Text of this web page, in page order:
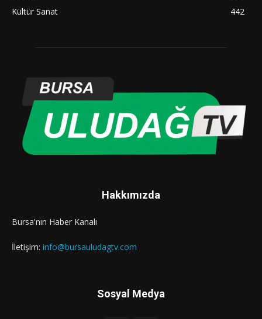
Kültür Sanat
442
Hakkımızda
Bursa'nın Haber Kanalı
İletişim: info@bursauludagtv.com
Sosyal Medya